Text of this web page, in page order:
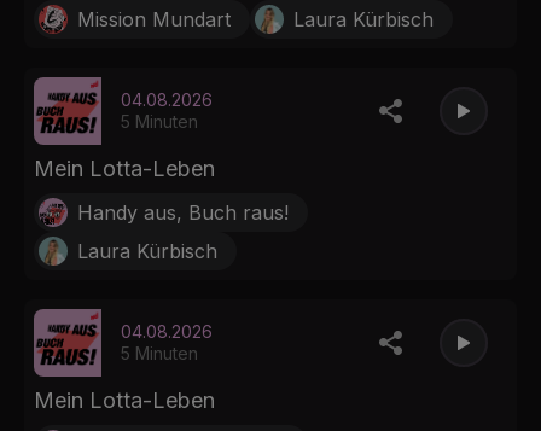
Mission Mundart Laura Kürbisch
04.08.2026
5 Minuten
Mein Lotta-Leben
Handy aus, Buch raus!
Laura Kürbisch
04.08.2026
5 Minuten
Mein Lotta-Leben